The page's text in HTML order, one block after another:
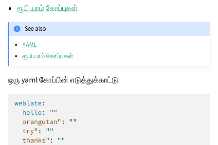
ரூபி யாம் கோப்புகள்
See also
YAML
ரூபி யாம் கோப்புகள்
ஒரு yaml கோப்பின் எடுத்துக்காட்டு:
weblate :
hello :
""
orangutan" :
""
try" :
""
thanks" : ""